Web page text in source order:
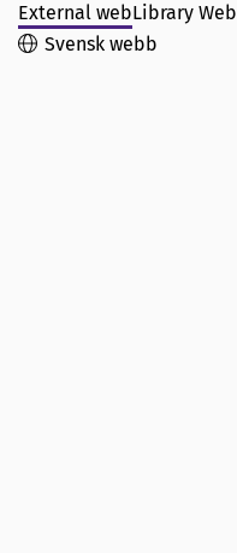
External webLibrary Web
Svensk webb